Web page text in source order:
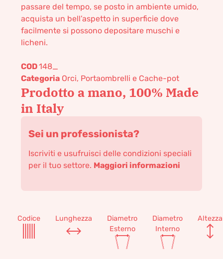
passare del tempo, se posto in ambiente umido,
acquista un bell’aspetto in superficie dove
facilmente si possono depositare muschi e
licheni.
COD148_
Categoria Orci, Portaombrelli e Cache-pot
Prodotto a mano, 100% Made
in Italy
Sei un professionista?
Iscriviti e usufruisci delle condizioni speciali
per il tuo settore. Maggiori informazioni
Codice Lunghezza
Diametro
Esterno
Diametro
Interno
Altezza